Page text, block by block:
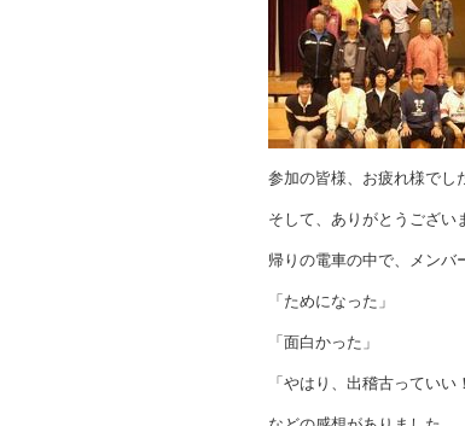
参加の皆様、お疲れ様でし
そして、ありがとうござい
帰りの電車の中で、メンバ
「ためになった」
「面白かった」
「やはり、出稽古っていい